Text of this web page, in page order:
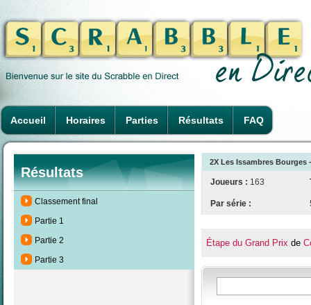
Accueil Horaires Parties Résultats FAQ
Résultats
Classement final
Partie 1
Partie 2
Partie 3
2X Les Issambres Bourges
Joueurs : 163
Par série :
Étape du Grand Prix de